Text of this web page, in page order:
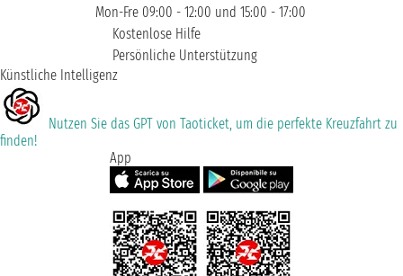
Mon-Fre 09:00 - 12:00 und 15:00 - 17:00
Kostenlose Hilfe
Persönliche Unterstützung
Künstliche Intelligenz
Nutzen Sie das GPT von Taoticket, um die perfekte Kreuzfahrt zu
finden!
App